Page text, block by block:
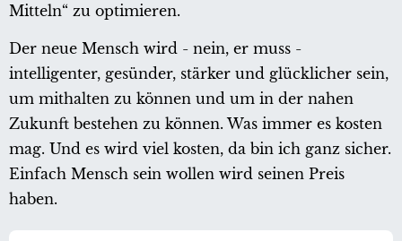
Mitteln“ zu optimieren.
Der neue Mensch wird - nein, er muss -
intelligenter, gesünder, stärker und glücklicher sein,
um mithalten zu können und um in der nahen
Zukunft bestehen zu können. Was immer es kosten
mag. Und es wird viel kosten, da bin ich ganz sicher.
Einfach Mensch sein wollen wird seinen Preis
haben.